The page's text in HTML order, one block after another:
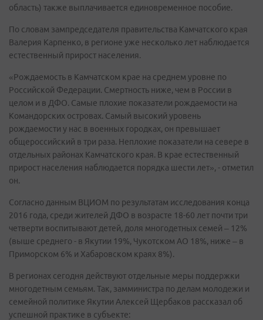
область) также выплачивается единовременное пособие.
По словам зампредседателя правительства Камчатского края
Валерия Карпенко, в регионе уже несколько лет наблюдается
естественный прирост населения.
«Рождаемость в Камчатском крае на среднем уровне по
Российской Федерации. Смертность ниже, чем в России в
целом и в ДФО. Самые плохие показатели рождаемости на
Командорских островах. Самый высокий уровень
рождаемости у нас в военных городках, он превышает
общероссийский в три раза. Неплохие показатели на севере в
отдельных районах Камчатского края. В крае естественный
прирост населения наблюдается порядка шести лет», - отметил
он.
Согласно данным ВЦИОМ по результатам исследования конца
2016 года, среди жителей ДФО в возрасте 18-60 лет почти три
четверти воспитывают детей, доля многодетных семей – 12%
(выше среднего - в Якутии 19%, Чукотском АО 18%, ниже – в
Приморском 6% и Хабаровском краях 8%).
В регионах сегодня действуют отдельные меры поддержки
многодетным семьям. Так, замминистра по делам молодежи и
семейной политике Якутии Алексей Щербаков рассказал об
успешной практике в субъекте: